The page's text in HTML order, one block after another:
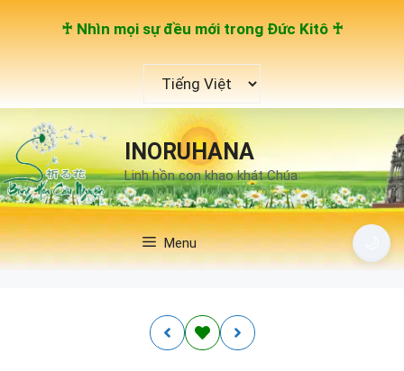
♰ Nhìn mọi sự đều mới trong Đức Kitô ♰
ngôn
ngữ
INORUHANA
Linh hồn con khao khát Chúa
Menu